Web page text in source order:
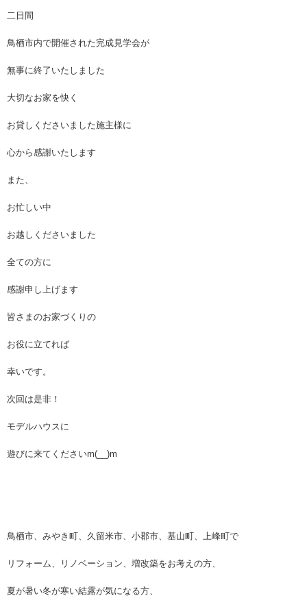
二日間
鳥栖市内で開催された完成見学会が
無事に終了いたしました
大切なお家を快く
お貸しくださいました施主様に
心から感謝いたします
また、
お忙しい中
お越しくださいました
全ての方に
感謝申し上げます
皆さまのお家づくりの
お役に立てれば
幸いです。
次回は是非！
モデルハウスに
遊びに来てくださいm(__)m
鳥栖市、みやき町、久留米市、小郡市、基山町、上峰町で
リフォーム、リノベーション、増改築をお考えの方、
夏が暑い冬が寒い結露が気になる方、